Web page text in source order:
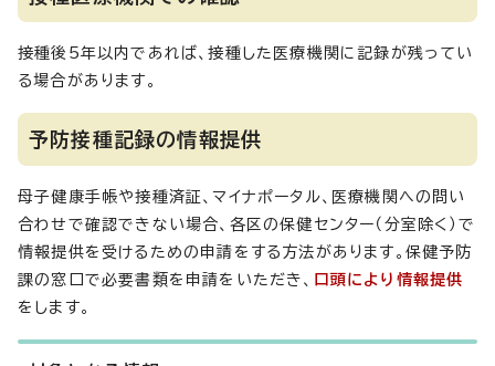
接種後5年以内であれば、接種した医療機関に記録が残ってい
る場合があります。
予防接種記録の情報提供
母子健康手帳や接種済証、マイナポータル、医療機関への問い
合わせで確認できない場合、各区の保健センター（分室除く）で
情報提供を受けるための申請をする方法があります。保健予防
課の窓口で必要書類を申請をいただき、
口頭により情報提供
をします。